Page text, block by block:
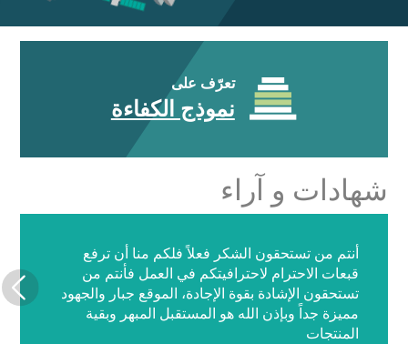
تعرّف على
نموذج الكفاءة
شهادات و آراء
أنتم من تستحقون الشكر فعلاً فلكم منا أن ترفع
قبعات الاحترام لاحترافيتكم في العمل فأنتم من
تستحقون الإشادة بقوة الإجادة، الموقع جبار والجهود
مميزة جداً وبإذن الله هو المستقبل المبهر وبقية
المنتجات